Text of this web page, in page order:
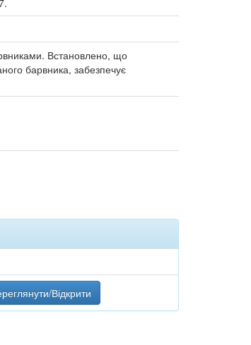
Встановлено, що
барвника, забезпечує
Відкрити